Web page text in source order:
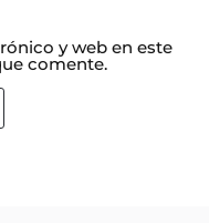
y web en este
comente.